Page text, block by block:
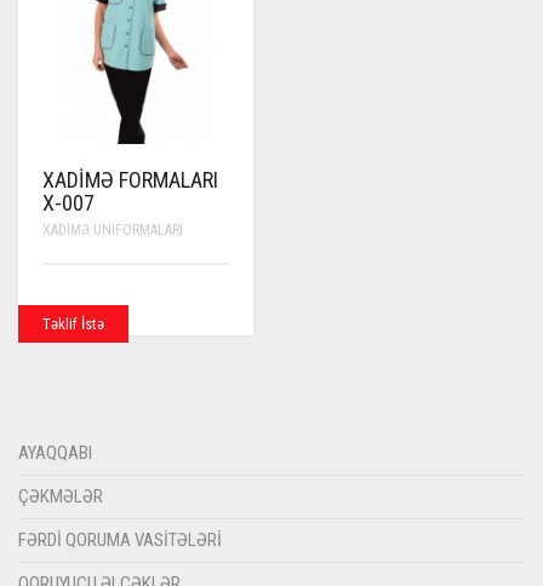
XADIMƏ FORMALARI
X-007
XADIMƏ UNIFORMALARI
Təklif İstə
AYAQQABI
ÇƏKMƏLƏR
FƏRDI QORUMA VASITƏLƏRI